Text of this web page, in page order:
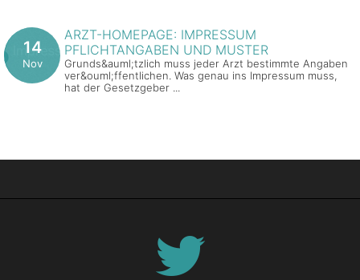
14
Nov
ARZT-HOMEPAGE: IMPRESSUM
PFLICHTANGABEN UND MUSTER
Grunds&auml;tzlich muss jeder Arzt bestimmte Angaben
ver&ouml;ffentlichen. Was genau ins Impressum muss,
hat der Gesetzgeber ...